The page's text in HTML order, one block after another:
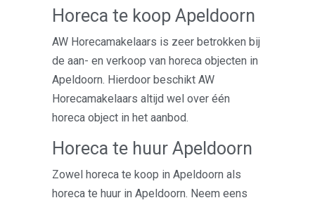
Horeca te koop Apeldoorn
AW Horecamakelaars is zeer betrokken bij
de aan- en verkoop van horeca objecten in
Apeldoorn. Hierdoor beschikt AW
Horecamakelaars altijd wel over één
horeca object in het aanbod.
Horeca te huur Apeldoorn
Zowel horeca te koop in Apeldoorn als
horeca te huur in Apeldoorn. Neem eens